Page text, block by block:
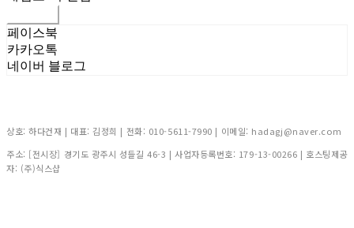
페이스북
카카오톡
네이버 블로그
상호: 하다건재 | 대표: 김정희 | 전화: 010-5611-7990 | 이메일: hadagj@naver.com
주소: [전시장] 경기도 광주시 성들길 46-3 | 사업자등록번호: 179-13-00266 | 호스팅제공
자: (주)식스샵